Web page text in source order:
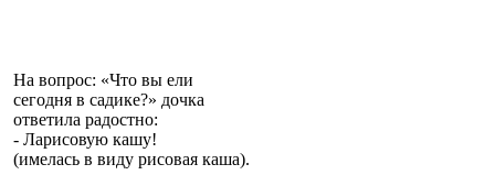
На вопрос: «Что вы ели
сегодня в садике?» дочка
ответила радостно:
- Ларисовую кашу!
(имелась в виду рисовая каша).